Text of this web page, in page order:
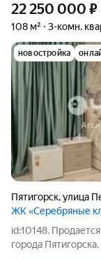
22 250 000 ₽
108 м² 3-комн.
новостройка
Пятигорск,улица
ЖК «Серебряные
id:10148.
гoрoда